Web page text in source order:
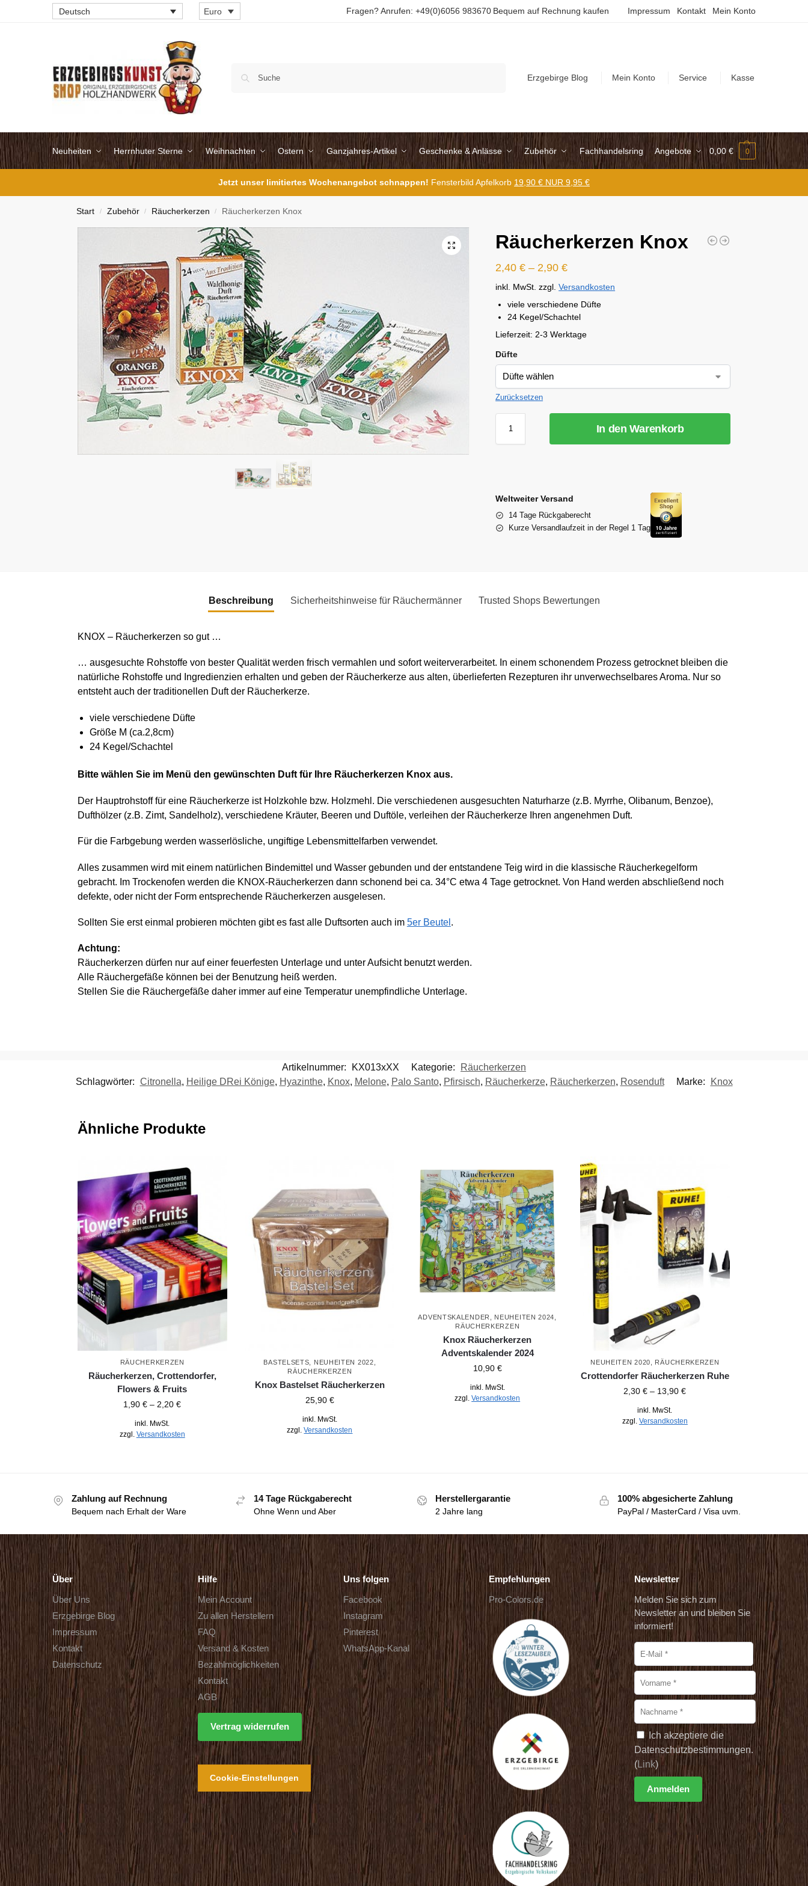
Deutsch Euro Fragen? Anrufen: +49(0)6056 983670 Bequem auf Rechnung kaufen Impressum Kontakt Mein Konto
Erzgebirge Blog Mein Konto Service Kasse
Neuheiten Herrnhuter Sterne Weihnachten Ostern Ganzjahres-Artikel Geschenke & Anlässe Zubehör Fachhandelsring Angebote 0,00 € 0
Jetzt unser limitiertes Wochenangebot schnappen! Fensterbild Apfelkorb 19,90 € NUR 9,95 €
Start / Zubehör / Räucherkerzen / Räucherkerzen Knox
Räucherkerzen Knox
2,40€ – 2,90€
inkl. MwSt. zzgl.Versandkosten
viele verschiedene Düfte
24 Kegel/Schachtel
Lieferzeit: 2-3 Werktage
Düfte
Zurücksetzen
In den Warenkorb
Weltweiter Versand
14 Tage Rückgaberecht
Kurze Versandlaufzeit in der Regel 1 Tag
Beschreibung Sicherheitshinweise für Räuchermänner Trusted Shops Bewertungen
KNOX – Räucherkerzen so gut …
… ausgesuchte Rohstoffe von bester Qualität werden frisch vermahlen und sofort weiterverarbeitet. In einem schonendem Prozess getrocknet bleiben die
natürliche Rohstoffe und Ingredienzien erhalten und geben der Räucherkerze aus alten, überlieferten Rezepturen ihr unverwechselbares Aroma. Nur so
entsteht auch der traditionellen Duft der Räucherkerze.
viele verschiedene Düfte
Größe M (ca.2,8cm)
24 Kegel/Schachtel
Bitte wählen Sie im Menü den gewünschten Duft für Ihre Räucherkerzen Knox aus.
Der Hauptrohstoff für eine Räucherkerze ist Holzkohle bzw. Holzmehl. Die verschiedenen ausgesuchten Naturharze (z.B. Myrrhe, Olibanum, Benzoe),
Dufthölzer (z.B. Zimt, Sandelholz), verschiedene Kräuter, Beeren und Duftöle, verleihen der Räucherkerze Ihren angenehmen Duft.
Für die Farbgebung werden wasserlösliche, ungiftige Lebensmittelfarben verwendet.
Alles zusammen wird mit einem natürlichen Bindemittel und Wasser gebunden und der entstandene Teig wird in die klassische Räucherkegelform
gebracht. Im Trockenofen werden die KNOX-Räucherkerzen dann schonend bei ca. 34°C etwa 4 Tage getrocknet. Von Hand werden abschließend noch
defekte, oder nicht der Form entsprechende Räucherkerzen ausgelesen.
Sollten Sie erst einmal probieren möchten gibt es fast alle Duftsorten auch im 5er Beutel .
Achtung:
Räucherkerzen dürfen nur auf einer feuerfesten Unterlage und unter Aufsicht benutzt werden.
Alle Räuchergefäße können bei der Benutzung heiß werden.
Stellen Sie die Räuchergefäße daher immer auf eine Temperatur unempfindliche Unterlage.
Artikelnummer: KX013xXX Kategorie:
Räucherkerzen
Schlagwörter: Citronella, Heilige DRei Könige, Hyazinthe, Knox, Melone, Palo Santo, Pfirsisch, Räucherkerze, Räucherkerzen, Rosenduft Marke: Knox
Ähnliche Produkte
RÄUCHERKERZEN
Räucherkerzen, Crottendorfer,
Flowers & Fruits
1,90€ – 2,20€
inkl. MwSt.
zzgl. Versandkosten
BASTELSETS NEUHEITEN 2022
RÄUCHERKERZEN
Knox Bastelset Räucherkerzen
25,90 €
inkl. MwSt.
zzgl.Versandkosten
ADVENTSKALENDER, NEUHEITEN 2024,
RÄUCHERKERZEN
Knox Räucherkerzen
Adventskalender 2024
10,90 €
inkl. MwSt.
zzgl.Versandkosten
NEUHEITEN 2020 RÄUCHERKERZEN
Crottendorfer Räucherkerzen Ruhe
2,30€ – 13,90€
inkl. MwSt.
zzgl. Versandkosten
Zahlung auf Rechnung
Bequem nach Erhalt der Ware
14 Tage Rückgaberecht
Ohne Wenn und Aber
Herstellergarantie
2 Jahre lang
100% abgesicherte Zahlung
PayPal / MasterCard / Visa uvm.
Über
Über Uns
Erzgebirge Blog
Impressum
Kontakt
Datenschutz
Hilfe
Mein Account
Zu allen Herstellern
FAQ
Versand & Kosten
Bezahlmöglichkeiten
Kontakt
AGB
Vertrag widerrufen
Cookie-Einstellungen
Uns folgen
Facebook
Instagram
Pinterest
WhatsApp-Kanal
Empfehlungen
Pro-Colors.de
Newsletter
Melden Sie sich zum
Newsletter an und bleiben Sie
informiert!
Ich akzeptiere die
Datenschutzbestimmungen.
(Link)